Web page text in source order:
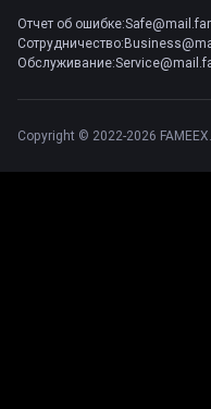
Отчет об
Copyright © 2022-2026